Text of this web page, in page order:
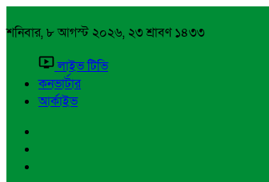
শনিবার, ৮ আগস্ট ২০২৬, ২৩ শ্রাবণ ১৪৩৩
লাইভ টিভি
কনভার্টার
আর্কাইভ